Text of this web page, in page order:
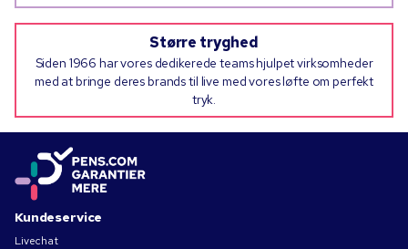
Større tryghed
Siden 1966 har vores dedikerede teams hjulpet virksomheder
med at bringe deres brands til live med vores løfte om perfekt
tryk.
Kundeservice
Livechat